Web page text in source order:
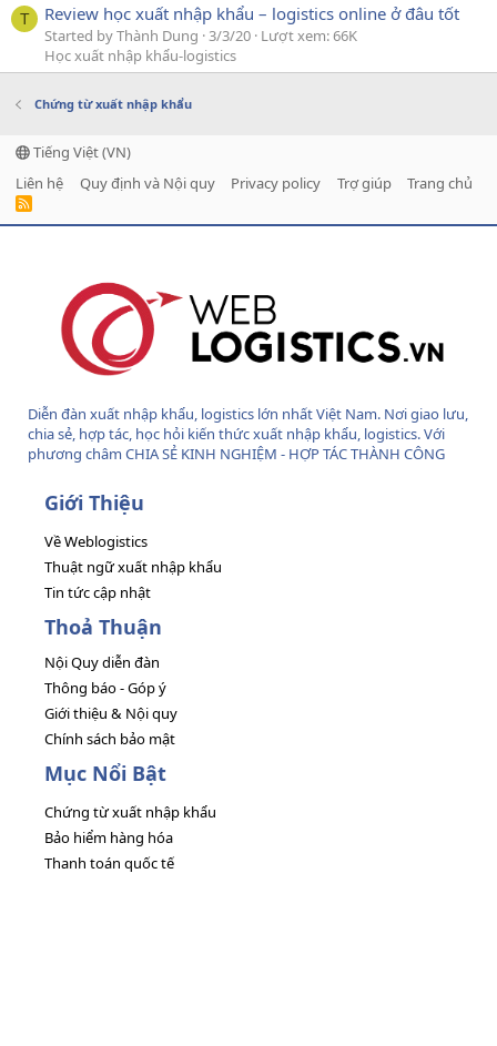
T Review học xuất nhập khẩu – logistics online ở đâu tốt
Started by Thành Dung 3/3/20 Lượt xem: 66K
Học xuất nhập khẩu-logistics
Chứng từ xuất nhập khẩu
Tiếng Việt (VN)
Liên hệ
Quy định và Nội quy Privacy policy Trợ giúp Trang chủ
R
Diễn đàn xuất nhập khẩu, logistics lớn nhất Việt Nam. Nơi giao lưu,
chia sẻ, hợp tác, học hỏi kiến thức xuất nhập khẩu, logistics. Với
phương châm CHIA SẺ KINH NGHIỆM - HỢP TÁC THÀNH CÔNG
Giới Thiệu
Về Weblogistics
Thuật ngữ xuất nhập khẩu
Tin tức cập nhật
Thoả Thuận
Nội Quy diễn đàn
Thông báo - Góp ý
Giới thiệu & Nội quy
Chính sách bảo mật
Mục Nổi Bật
Chứng từ xuất nhập khẩu
Bảo hiểm hàng hóa
Thanh toán quốc tế